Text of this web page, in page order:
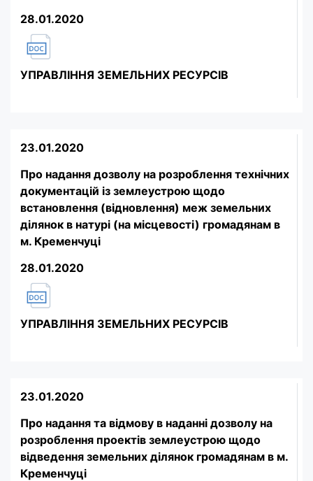
28.01.2020
УПРАВЛІННЯ ЗЕМЕЛЬНИХ РЕСУРСІВ
23.01.2020
Про надання дозволу на розроблення технічних
документацій із землеустрою щодо
встановлення (відновлення) меж земельних
ділянок в натурі (на місцевості) громадянам в
м. Кременчуці
28.01.2020
УПРАВЛІННЯ ЗЕМЕЛЬНИХ РЕСУРСІВ
23.01.2020
Про надання та відмову в наданні дозволу на
розроблення проектів землеустрою щодо
відведення земельних ділянок громадянам в м.
Кременчуці